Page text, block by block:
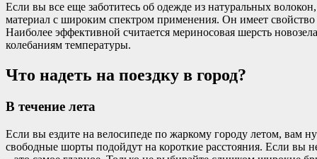
Если вы все еще заботитесь об одежде из натуральных
материал с широким спектром применения. Он имеет
Наиболее эффективной считается мериносовая шерсть
колебаниям температуры.
Что надеть на поездку в город?
В течение лета
Если вы ездите на велосипеде по жаркому городу летом, вам
свободные шорты подойдут на короткие расстояния. Если вы